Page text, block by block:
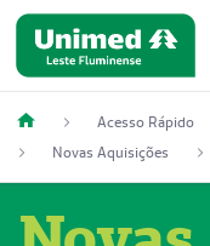
Acesso Rápido
Novas Aquisições